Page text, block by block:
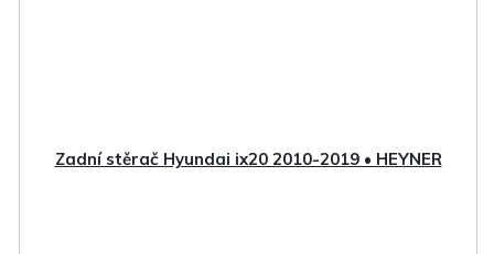
Zadní stěrač Hyundai ix20 2010-2019 • HEYNER